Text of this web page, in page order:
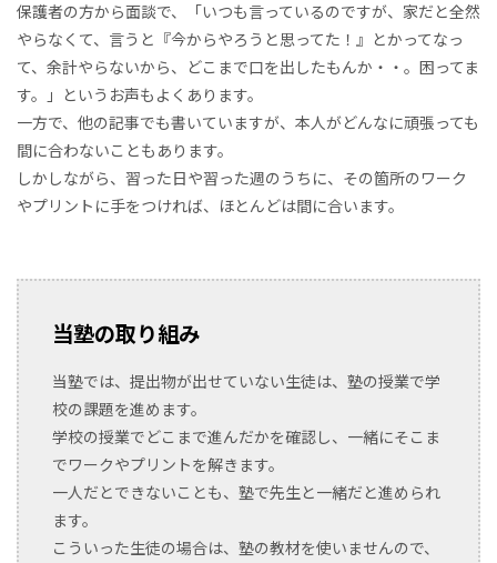
保護者の方から面談で、「いつも言っているのですが、家だと全然
やらなくて、言うと『今からやろうと思ってた！』とかってなっ
て、余計やらないから、どこまで口を出したもんか・・。困ってま
す。」というお声もよくあります。
一方で、他の記事でも書いていますが、本人がどんなに頑張っても
間に合わないこともあります。
しかしながら、習った日や習った週のうちに、その箇所のワーク
やプリントに手をつければ、ほとんどは間に合います。
当塾の取り組み
当塾では、提出物が出せていない生徒は、塾の授業で学
校の課題を進めます。
学校の授業でどこまで進んだかを確認し、一緒にそこま
でワークやプリントを解きます。
一人だとできないことも、塾で先生と一緒だと進められ
ます。
こういった生徒の場合は、塾の教材を使いませんので、